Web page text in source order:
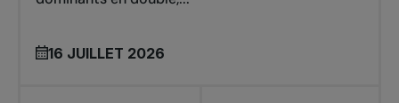
16 JUILLET 2026